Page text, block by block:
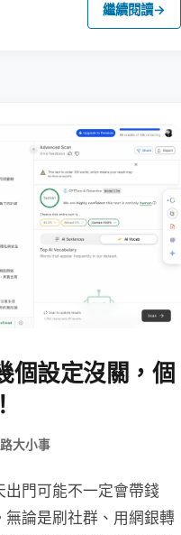
繼續閱讀→
個設定沒關，個
大小事
門可能不一定會帶錢
論是刷社群、用網銀轉